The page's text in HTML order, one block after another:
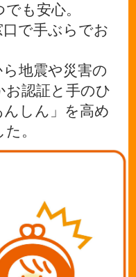
も安心。
で手ぶらでお
地震や災害の
お認証と手のひ
しん」を高め
。